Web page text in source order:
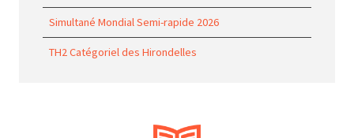
Simultané Mondial Semi-rapide 2026
TH2 Catégoriel des Hirondelles